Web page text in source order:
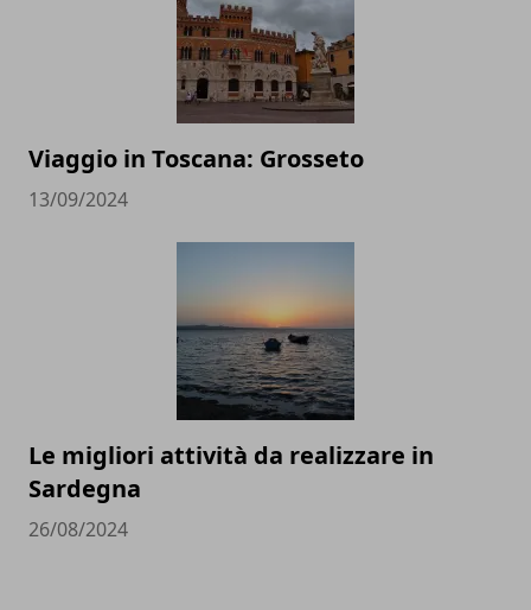
Viaggio in Toscana: Grosseto
13/09/2024
Le migliori attività da realizzare in
Sardegna
26/08/2024